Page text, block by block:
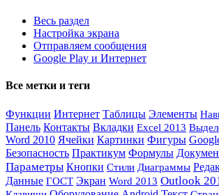
Весь раздел
Настройка экрана
Отправляем сообщения
Google Play и Интернет
Все метки и теги
Функции Интернет Таблицы Элементы
Панель Контакты Вкладки Excel 2013
Word 2010 Ячейки Картинки Фигуры
Безопасность Практикум Формулы
Параметры Кнопки Стили Диаграммы
Данные ГОСТ Экран Word 2013 Outlook